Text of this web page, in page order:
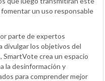
un uso responsable
parte de expertos
divulgar los objetivos del
crea un espacio
la desinformación y
para comprender mejor